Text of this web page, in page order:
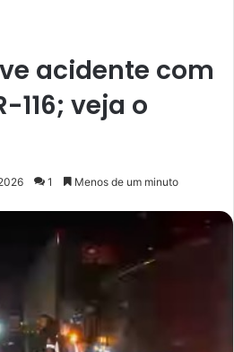
acidente com
116; veja o
1 Menos de um minuto